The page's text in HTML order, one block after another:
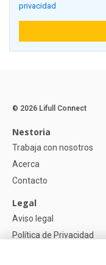
privacidad
© 2026 Lifull Connect
Nestoria
Trabaja con nosotros
Acerca
Contacto
Legal
Aviso legal
Política de Privacidad